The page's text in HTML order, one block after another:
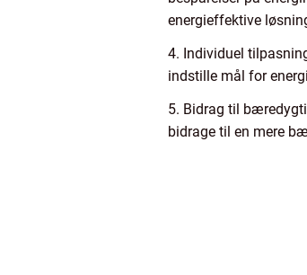
energieffektive
4. Individuel
indstille mål for
5. Bidrag til
bidrage til en mere